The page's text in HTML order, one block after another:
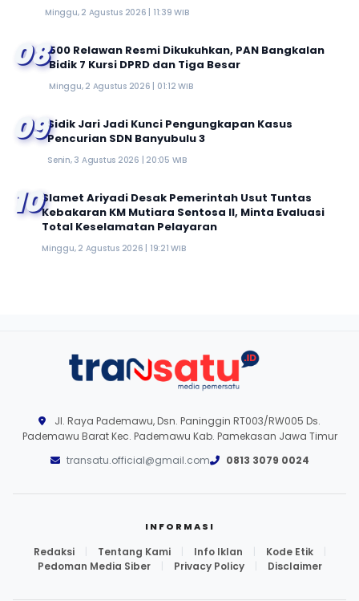
Minggu, 2 Agustus 2026 | 11:39 WIB
08500 Relawan Resmi Dikukuhkan, PAN Bangkalan
Bidik 7 Kursi DPRD dan Tiga Besar
Minggu, 2 Agustus 2026 | 01:12 WIB
09Sidik Jari Jadi Kunci Pengungkapan Kasus
Pencurian SDN Banyubulu 3
Senin, 3 Agustus 2026 | 20:05 WIB
10Slamet Ariyadi Desak Pemerintah Usut Tuntas
Kebakaran KM Mutiara Sentosa II, Minta Evaluasi
Total Keselamatan Pelayaran
Minggu, 2 Agustus 2026 | 19:21 WIB
Jl. Raya Pademawu, Dsn. Paninggin RT003/RW005 Ds.
Pademawu Barat Kec. Pademawu Kab. Pamekasan Jawa Timur
transatu.official@gmail.com
0813 3079 0024
INFORMASI
Redaksi Tentang Kami Info Iklan Kode Etik
Pedoman Media Siber
Privacy Policy Disclaimer